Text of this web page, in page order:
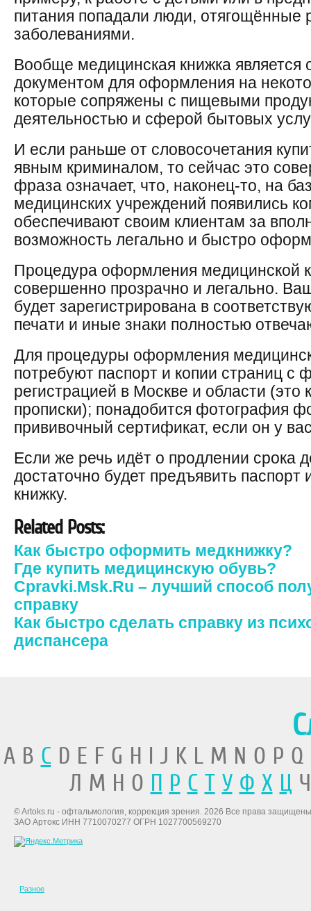
питания попадали люди,
заболеваниями.
Вообще медицинская книжка
документом для оформления на
которые сопряжены с пищевыми
деятельностью и сферой бытовых
И если раньше от словосочетания
явным криминалом, то сейчас это
фраза означает, что, наконец-то, на
медицинских учреждений появились
обеспечивают своим клиентам за
возможность легально и быстро
Процедура оформления медицинской
совершенно прозрачно и легально.
будет зарегистрирована в
печати и иные знаки полностью
Для процедуры оформления
потребуют паспорт и копии страниц с
регистрацией в Москве и области (это
прописки); понадобится фотография
прививочный сертификат, если он у
Если же речь идёт о продлении срока
достаточно будет предъявить
книжку.
Related Posts:
Как быстро оформить медкнижку?
Где купить медицинскую обувь?
Cpravki.Msk.Ru – лучший способ
справку
Как быстро сделать справку из
диспансера
A B CD E F G H I J K L M N O P
Л М Н О П Р С Т У Ф Х Ц
© Artoks.ru - офтальмология, коррекция зрения. 2026 Все права
ЗАО Артокс ИНН 7710070277 ОГРН 1027700569270
Разное